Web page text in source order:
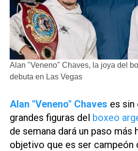
Alan "Veneno" Chaves, la joya del
debuta en Las Vegas
Alan "Veneno" Chaves es sin
grandes figuras del boxeo
de semana dará un paso más
objetivo que es ser campeón